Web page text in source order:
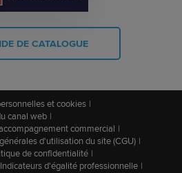
DE CATALOGUE
et cookies
canal web
commercial
d'utilisation du site (CGU)
de confidentialité
Indicateurs d'égalité professionnelle